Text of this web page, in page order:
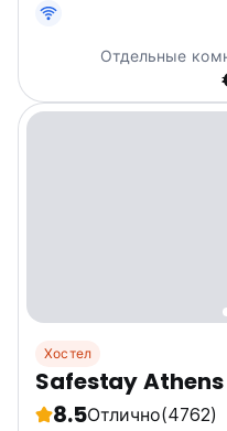
classic...
Отдельные
Хостел
Safestay
8.5Отлично(4762)